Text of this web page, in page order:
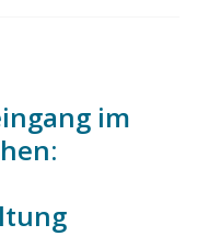
im